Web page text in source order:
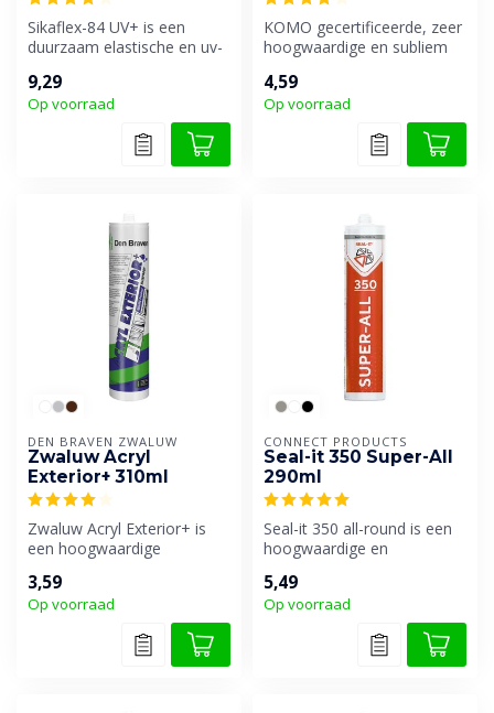
Sikaflex-84 UV+ is een
duurzaam elastische en uv-
beglazin...
9,29
Op voorraad
KOMO gecertificeerde, zeer
hoogwaardige en subliem
afdichtingsk...
4,59
Op voorraad
DEN BRAVEN ZWALUW
Zwaluw Acryl
Exterior+ 310ml
Zwaluw Acryl Exterior+ is
een hoogwaardige
aanbrengen sne...
3,59
Op voorraad
CONNECT PRODUCTS
Seal-it 350 Super-All
290ml
Seal-it 350 all-round is een
hoogwaardige en
monta...
5,49
Op voorraad